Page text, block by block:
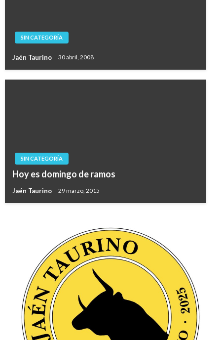
SIN CATEGORÍA
Jaén Taurino 30 abril, 2008
SIN CATEGORÍA
Hoy es domingo de ramos
Jaén Taurino 29 marzo, 2015